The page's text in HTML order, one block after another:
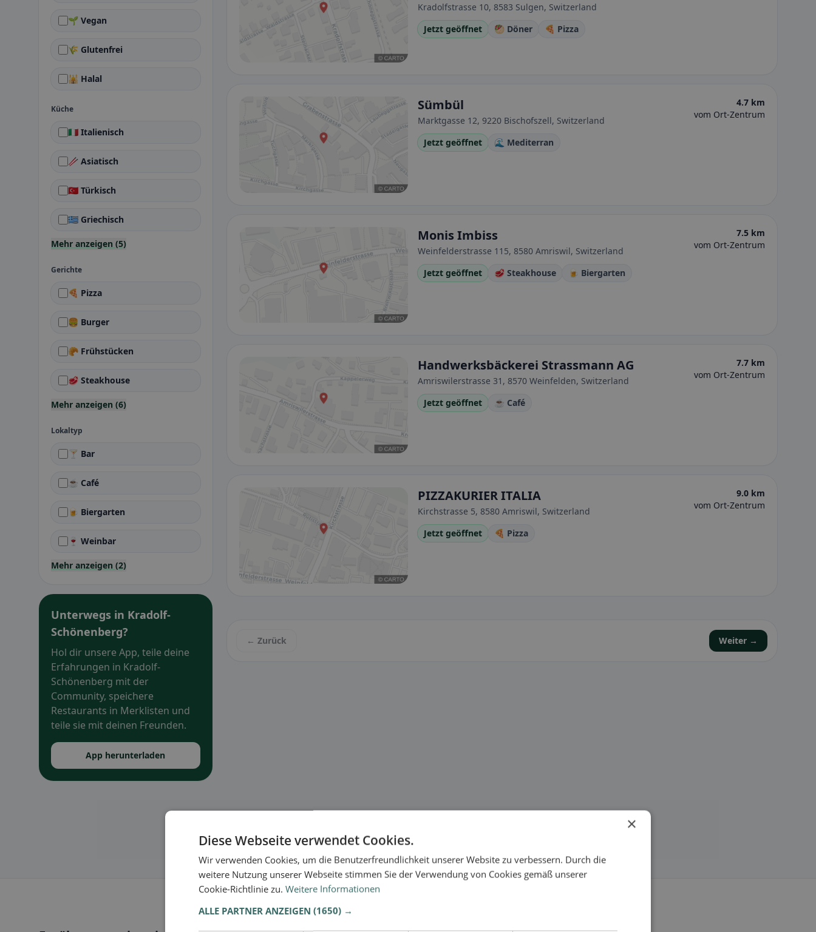
🌱 Vegan
🌾 Glutenfrei
🕌 Halal
Küche
🇮🇹 Italienisch
🥢 Asiatisch
🇹🇷 Türkisch
🇬🇷 Griechisch
Mehr anzeigen (5)
Gerichte
🍕 Pizza
🍔 Burger
🥐 Frühstücken
🥩 Steakhouse
Mehr anzeigen (6)
Lokaltyp
🍸 Bar
☕ Café
🍺 Biergarten
🍷 Weinbar
Mehr anzeigen (2)
Unterwegs in Kradolf-
Schönenberg?
Hol dir unsere App, teile deine
Erfahrungen in Kradolf-
Schönenberg mit der
Community, speichere
Restaurants in Merklisten und
teile sie mit deinen Freunden.
App herunterladen
Kradolfstrasse 10, 8583 Sulgen, Switzerland
Jetzt geöffnet 🥙 Döner 🍕 Pizza
Sümbül
Marktgasse 12, 9220 Bischofszell, Switzerland
4.7 km
vom Ort-Zentrum
Jetzt geöffnet 🌊 Mediterran
Monis Imbiss
Weinfelderstrasse 115, 8580 Amriswil, Switzerland
7.5 km
vom Ort-Zentrum
Jetzt geöffnet 🥩 Steakhouse 🍺 Biergarten
Handwerksbäckerei Strassmann AG
Amriswilerstrasse 31, 8570 Weinfelden, Switzerland
7.7 km
vom Ort-Zentrum
Jetzt geöffnet ☕ Café
PIZZAKURIER ITALIA
Kirchstrasse 5, 8580 Amriswil, Switzerland
9.0 km
vom Ort-Zentrum
Jetzt geöffnet 🍕 Pizza
← Zurück Weiter →
×
Diese Webseite verwendet Cookies.
Wir verwenden Cookies, um die Benutzerfreundlichkeit unserer Website zu verbessern. Durch die
weitere Nutzung unserer Webseite stimmen Sie der Verwendung von Cookies gemäß unserer
Cookie-Richtlinie zu. Weitere Informationen
ALLE PARTNER ANZEIGEN (1650) →